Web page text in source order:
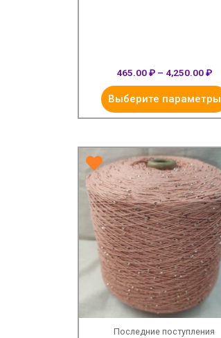
465.00₽ – 4,250.00₽
Выберите параметры
Последние поступления